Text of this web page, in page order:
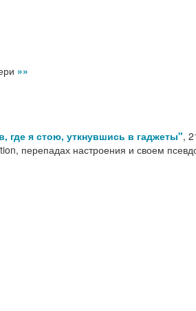
»»
где я стою, уткнувшись в гаджеты",
перепадах настроения и своем